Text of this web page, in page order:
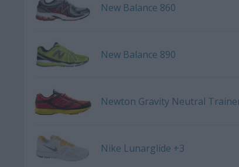
New Balance 860
New Balance 890
Newton Gravity Neutral
Nike Lunarglide +3